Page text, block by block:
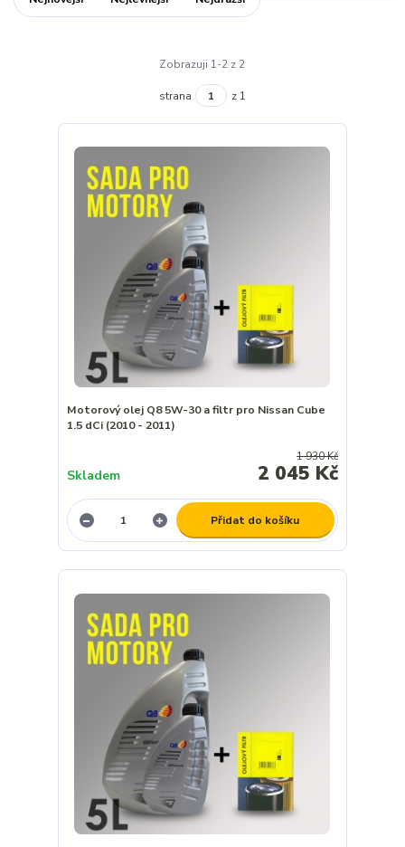
Zobrazuji 1-2 z 2
strana z 1
Motorový olej Q8 5W-30 a filtr pro Nissan Cube
1.5 dCi (2010 - 2011)
1 930 Kč
2 045 Kč
Skladem
Přidat do košíku